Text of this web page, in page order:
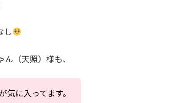
し
ん（天照）様も、
に入ってます。